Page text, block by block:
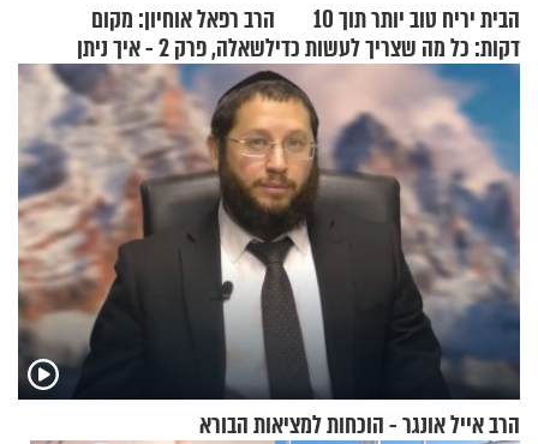
הבית יריח טוב יותר תוך 10
דקות: כל מה שצריך לעשות כדי
לרענן את הבית
הרב רפאל אוחיון: מקום
לשאלה, פרק 2 - איך ניתן
להוכיח שהתורה משמיים?
הרב אייל אונגר - הוכחות למציאות הבורא